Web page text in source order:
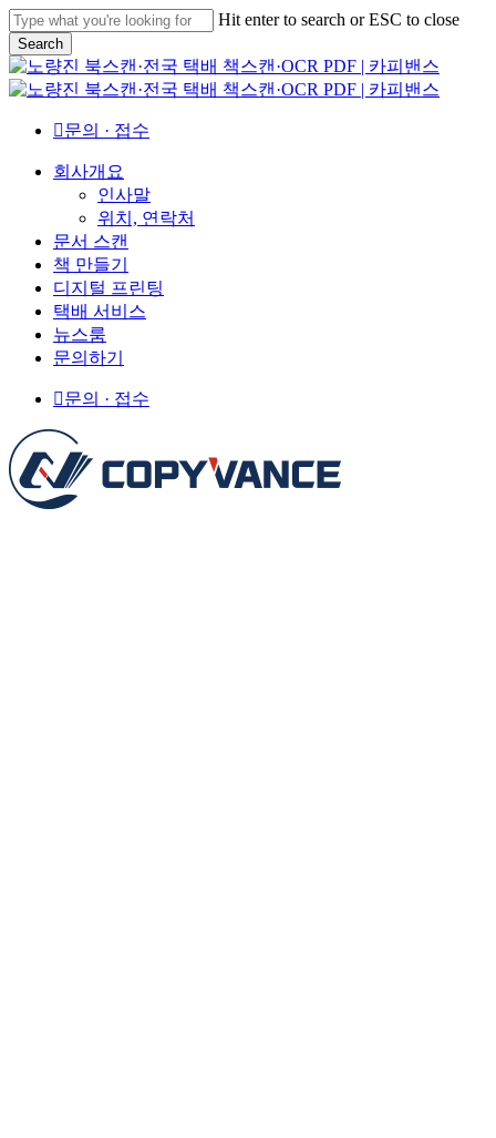
Skip
to
main
content
Hit enter to search or ESC to close
Search
Close
Search
문의 · 접수
Menu
회사개요
인사말
위치, 연락처
문서 스캔
책 만들기
디지털 프린팅
택배 서비스
뉴스룸
문의하기
문의 · 접수